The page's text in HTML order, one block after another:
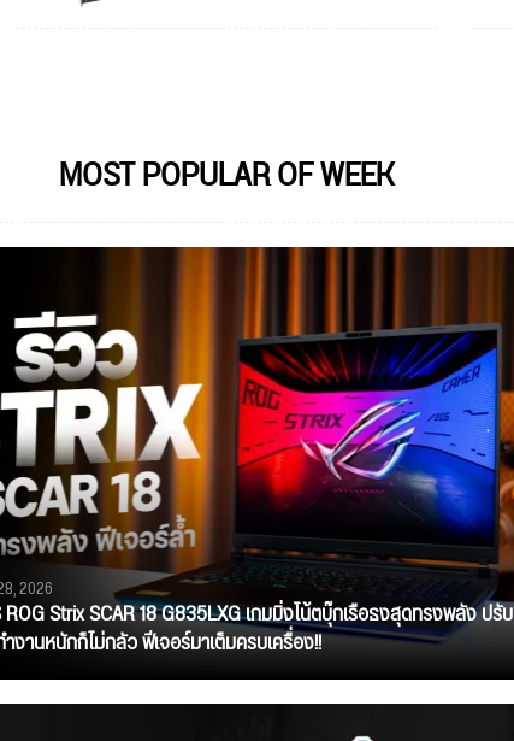
MOST POPULAR OF WEEK
2026
Strix SCAR 18 G835LXG เกมมิ่งโน้ตบุ๊กเรือธงสุดทรงพลัง ปรับ
งานหนักก็ไม่กลัว ฟีเจอร์มาเต็มครบเครื่อง!!